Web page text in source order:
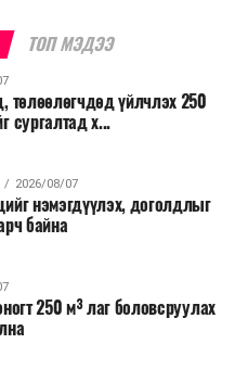
ТОП МЭДЭЭ
төлөөлөгчдөд үйлчлэх 250
сургалтад х...
2026/08/07
нэмэгдүүлэх, доголдлыг
байна
250 м³ лаг боловсруулах